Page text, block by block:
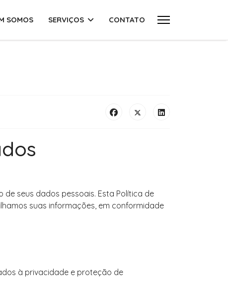
SOMOS SERVIÇOS CONTATO
seus dados pessoais. Esta Política de
suas informações, em conformidade
à privacidade e proteção de